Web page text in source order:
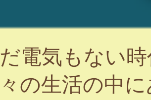
電気もない
の生活の中